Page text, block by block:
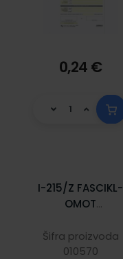
0,24 €
I-215/Z FASCIKL-
OMOT
POSLA S
INOZEMSTVOM
Šifra proizvoda
010570